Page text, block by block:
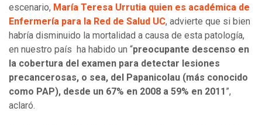
escenario, María Teresa Urrutia quien es académica de
Enfermería para la Red de Salud UC, advierte que si bien
habría disminuido la mortalidad a causa de esta patología,
en nuestro país ha habido un “preocupante descenso en
la cobertura del examen para detectar lesiones
precancerosas, o sea, del Papanicolau (más conocido
como PAP), desde un 67% en 2008 a 59% en 2011 ”,
aclaró.